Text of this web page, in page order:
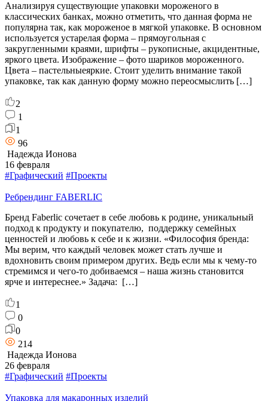
Анализируя существующие упаковки мороженого в
классических банках, можно отметить, что данная форма не
популярна так, как мороженое в мягкой упаковке. В основном
используется устарелая форма – прямоугольная с
закругленными краями, шрифты – рукописные, акцидентные,
яркого цвета. Изображение – фото шариков мороженного.
Цвета – пастельныеяркие. Стоит уделить внимание такой
упаковке, так как данную форму можно переосмыслить […]
2
1
1
96
Надежда Ионова
16 февраля
#Графический #Проекты
Ребрендинг FABERLIC
Бренд Faberlic сочетает в себе любовь к родине, уникальный
подход к продукту и покупателю, поддержку семейных
ценностей и любовь к себе и к жизни. «Философия бренда:
Мы верим, что каждый человек может стать лучше и
вдохновить своим примером других. Ведь если мы к чему-то
стремимся и чего-то добиваемся – наша жизнь становится
ярче и интереснее.» Задача: […]
1
0
0
214
Надежда Ионова
26 февраля
#Графический #Проекты
Упаковка для макаронных изделий